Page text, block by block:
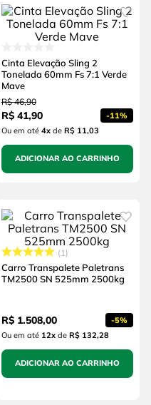
Cinta Elevação Sling 2
Tonelada 60mm Fs 7:1 Verde
Mave
R$ 46,90
R$ 41,90 -11%
Ou em até 4xde R$ 11,03
ADICIONAR AO CARRINHO
1
Carro Transpalete Paletrans
TM2500 SN 525mm 2500kg
R$ 1.508,00 -5%
Ou em até 12xde R$ 132,28
ADICIONAR AO CARRINHO